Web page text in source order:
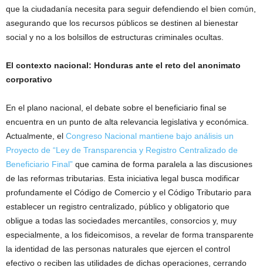
que la ciudadanía necesita para seguir defendiendo el bien común,
asegurando que los recursos públicos se destinen al bienestar
social y no a los bolsillos de estructuras criminales ocultas.
El contexto nacional: Honduras ante el reto del anonimato
corporativo
En el plano nacional, el debate sobre el beneficiario final se
encuentra en un punto de alta relevancia legislativa y económica.
Actualmente, el Congreso Nacional mantiene bajo análisis un
Proyecto de “Ley de Transparencia y Registro Centralizado de
Beneficiario Final” que camina de forma paralela a las discusiones
de las reformas tributarias. Esta iniciativa legal busca modificar
profundamente el Código de Comercio y el Código Tributario para
establecer un registro centralizado, público y obligatorio que
obligue a todas las sociedades mercantiles, consorcios y, muy
especialmente, a los fideicomisos, a revelar de forma transparente
la identidad de las personas naturales que ejercen el control
efectivo o reciben las utilidades de dichas operaciones, cerrando